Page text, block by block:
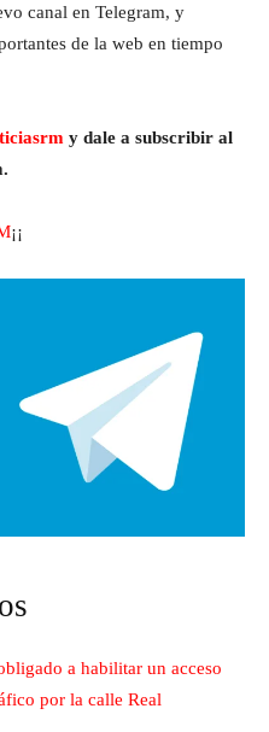
canal en Telegram, y
de la web en tiempo
y dale a subscribir al
¡¡
a habilitar un acceso
por la calle Real